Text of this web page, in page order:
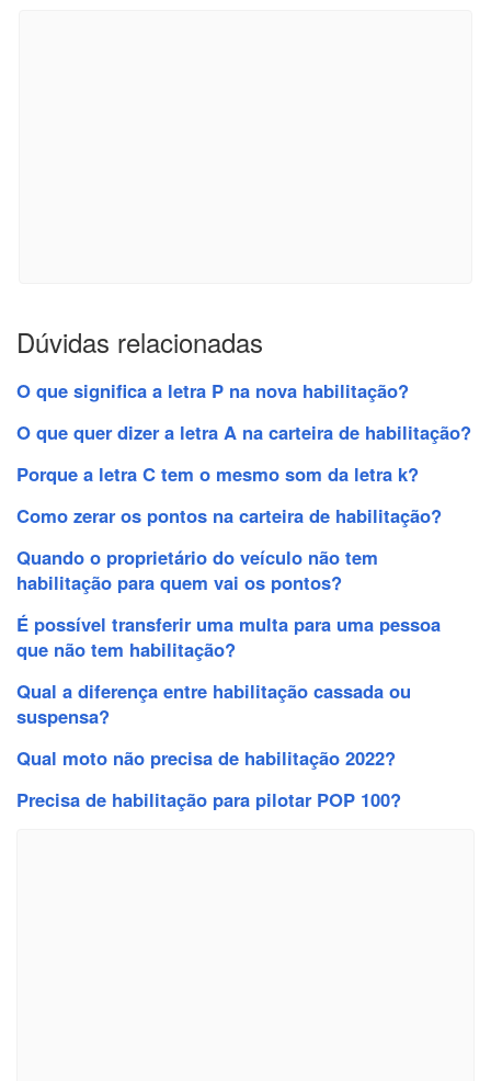
Dúvidas relacionadas
O que significa a letra P na nova habilitação?
O que quer dizer a letra A na carteira de habilitação?
Porque a letra C tem o mesmo som da letra k?
Como zerar os pontos na carteira de habilitação?
Quando o proprietário do veículo não tem
habilitação para quem vai os pontos?
É possível transferir uma multa para uma pessoa
que não tem habilitação?
Qual a diferença entre habilitação cassada ou
suspensa?
Qual moto não precisa de habilitação 2022?
Precisa de habilitação para pilotar POP 100?